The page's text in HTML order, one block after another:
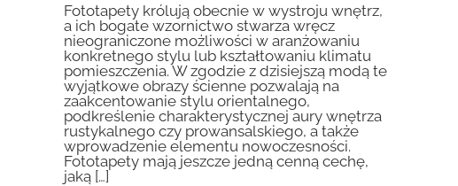
Fototapety królują obecnie w wystroju wnętrz,
a ich bogate wzornictwo stwarza wręcz
nieograniczone możliwości w aranżowaniu
konkretnego stylu lub kształtowaniu klimatu
pomieszczenia. W zgodzie z dzisiejszą modą te
wyjątkowe obrazy ścienne pozwalają na
zaakcentowanie stylu orientalnego,
podkreślenie charakterystycznej aury wnętrza
rustykalnego czy prowansalskiego, a także
wprowadzenie elementu nowoczesności.
Fototapety mają jeszcze jedną cenną cechę,
jaką […]